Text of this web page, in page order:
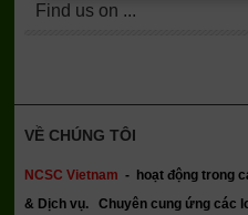
Find us on ...
VỀ CHÚNG TÔI
NCSC Vietnam - hoạt động trong
& Dịch vụ. Chuyên cung ứng các